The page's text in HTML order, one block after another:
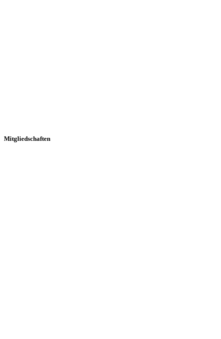
Mitgliedschaften